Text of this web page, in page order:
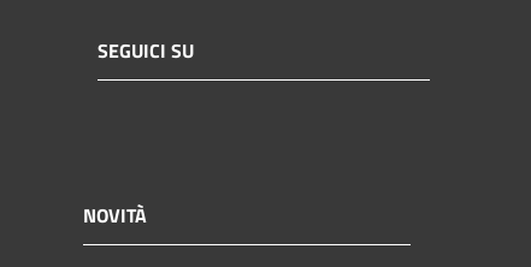
SEGUICI SU
NOVITÀ